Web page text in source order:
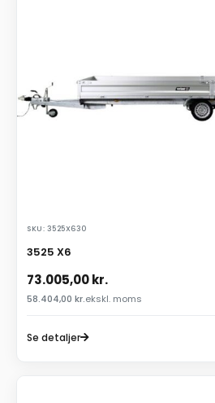
SKU: 3525X630
3525 X6
73.005,00kr.
58.404,00 kr.ekskl. moms
Se detaljer